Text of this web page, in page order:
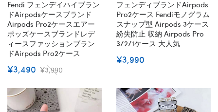
Fendi フェンデイハイブラン
ドairpodsケースブランド
Airpods Pro2ケースエアー
ポッズケースブランドレデ
ィースファッションブラン
ドAirpods Pro2ケース
¥3,490 ¥3,990
フェンディブランドairpods
Pro2ケース Fendiモノグラム
スナップ型 Airpods 3ケース
紛失防止 収納 Airpods Pro
3/2/1ケース 大人気
¥3,990